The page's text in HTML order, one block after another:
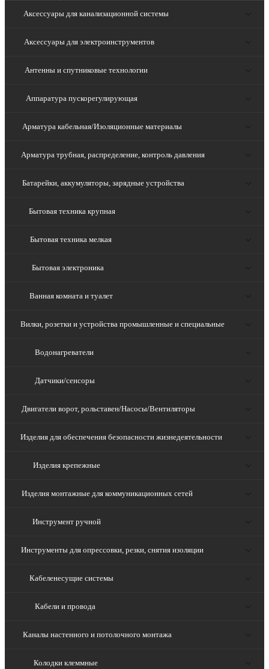
Аксессуары для канализационной системы
Аксессуары для электроинструментов
Антенны и спутниковые технологии
Аппаратура пускорегулирующая
Арматура кабельная/Изоляционные материалы
Арматура трубная, распределение, контроль давления
Батарейки, аккумуляторы, зарядные устройства
Бытовая техника крупная
Бытовая техника мелкая
Бытовая электроника
Ванная комната и туалет
Вилки, розетки и устройства промышленные и специальные
Водонагреватели
Датчики/сенсоры
Двигатели ворот, рольставен/Насосы/Вентиляторы
Изделия для обеспечения безопасности жизнедеятельности
Изделия крепежные
Изделия монтажные для коммуникационных сетей
Инструмент ручной
Инструменты для опрессовки, резки, снятия изоляции
Кабеленесущие системы
Кабели и провода
Каналы настенного и потолочного монтажа
Колодки клеммные